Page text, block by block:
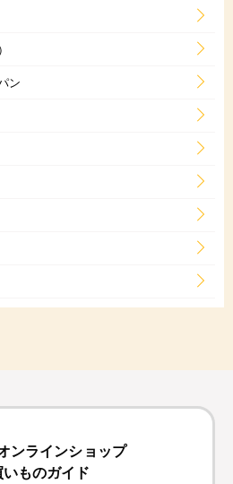
ン
ンラインショップ
ものガイド